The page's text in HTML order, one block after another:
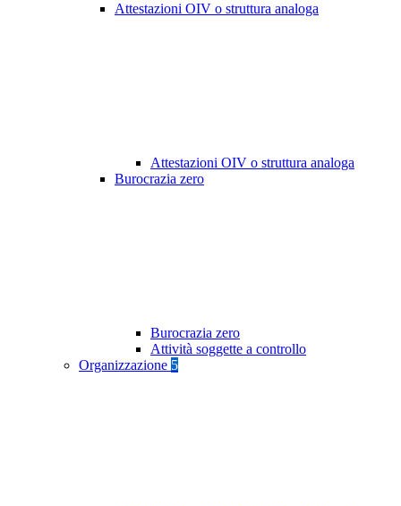
Attestazioni OIV o struttura analoga
Attestazioni OIV o struttura analoga
Burocrazia zero
Burocrazia zero
Attività soggette a controllo
Organizzazione 5